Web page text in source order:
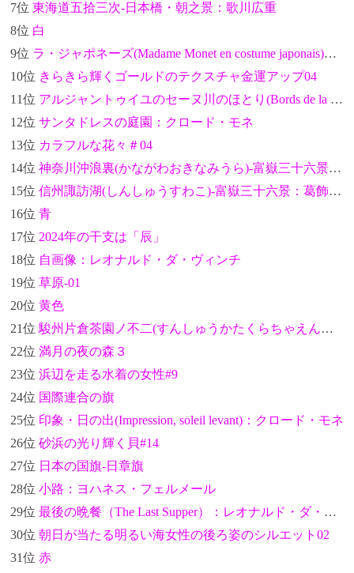
7位 東海道五拾三次-日本橋・朝之景：歌川広重
8位 白
9位 ラ・ジャポネーズ(Madame Monet en costume japonais)：クロード・モネ
10位 きらきら輝くゴールドのテクスチャ金運アップ04
11位 アルジャントゥイユのセーヌ川のほとり(Bords de la Seine à Argenteuil)：クロード・モネ
12位 サンタドレスの庭園：クロード・モネ
13位 カラフルな花々＃04
14位 神奈川沖浪裏(かながわおきなみうら)-富嶽三十六景：葛飾北斎
15位 信州諏訪湖(しんしゅうすわこ)-富嶽三十六景：葛飾北斎
16位 青
17位 2024年の干支は「辰」
18位 自画像：レオナルド・ダ・ヴィンチ
19位 草原-01
20位 黄色
21位 駿州片倉茶園ノ不二(すんしゅうかたくらちゃえんのふじ)-富嶽三十六景：葛飾北斎
22位 満月の夜の森３
23位 浜辺を走る水着の女性#9
24位 国際連合の旗
25位 印象・日の出(Impression, soleil levant)：クロード・モネ
26位 砂浜の光り輝く貝#14
27位 日本の国旗-日章旗
28位 小路：ヨハネス・フェルメール
29位 最後の晩餐（The Last Supper）：レオナルド・ダ・ヴィンチ
30位 朝日が当たる明るい海女性の後ろ姿のシルエット02
31位 赤